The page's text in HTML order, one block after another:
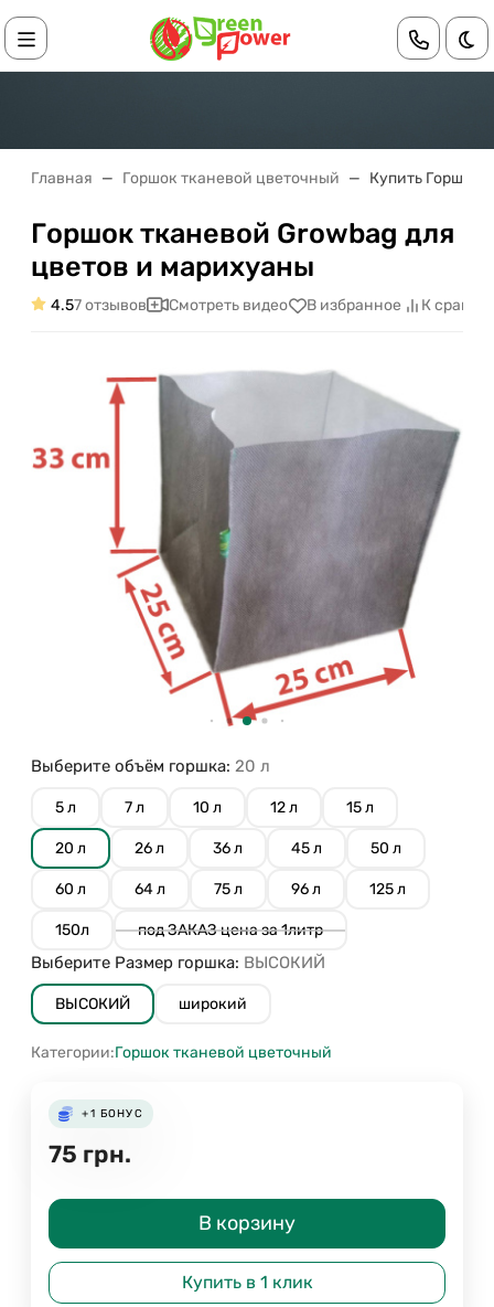
Главная Горшок тканевой цветочный Купить Горшок
Горшок тканевой Growbag для
цветов и марихуаны
4.57 отзывов Смотреть видео В избранное К
Выберите объём горшка: 20 л
5 л 7 л 10 л 12 л 15 л
20 л 26 л 36 л 45 л 50 л
60 л 64 л 75 л 96 л 125 л
150л под ЗАКАЗ цена за 1литр
Выберите Размер горшка: ВЫСОКИЙ
ВЫСОКИЙ широкий
Категории:Горшок тканевой цветочный
+1 БОНУС
75 грн.
В корзину
Купить в 1 клик